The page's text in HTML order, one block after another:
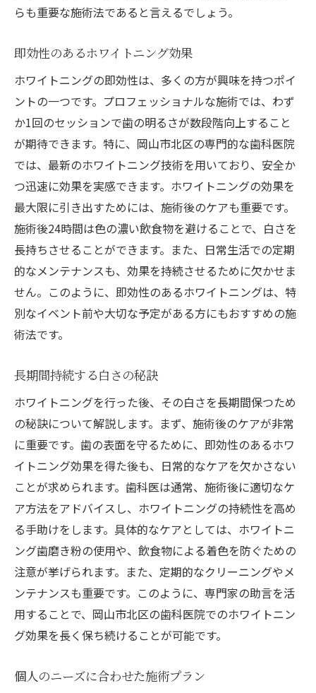
らも重要な施術法であると言えるでしょう。
即効性のあるホワイトニング効果
ホワイトニングの即効性は、多くの方が興味を持つポイ
ントの一つです。プロフェッショナルな施術では、わず
か1回のセッションで歯の明るさが数段階向上すること
が期待できます。特に、岡山市北区の専門的な歯科医院
では、最新のホワイトニング技術を用いており、安全か
つ迅速に効果を実感できます。ホワイトニングの効果を
最大限に引き出すためには、施術後のケアも重要です。
施術後24時間は色の濃い飲食物を避けることで、白さを
長持ちさせることができます。また、日常生活での定期
的なメンテナンスも、効果を持続させるために欠かせま
せん。このように、即効性のあるホワイトニングは、特
別なイベント前や大切な予定がある方にもおすすめの施
術法です。
長期間持続する白さの秘訣
ホワイトニングを行った後、その白さを長期間保つため
の秘訣について解説します。まず、施術後のケアが非常
に重要です。歯の表面を守るために、即効性のあるホワ
イトニング効果を得た後も、日常的なケアを欠かさない
ことが求められます。歯科医は通常、施術後に適切なケ
ア方法をアドバイスし、ホワイトニングの持続性を高め
る手助けをします。具体的なケアとしては、ホワイトニ
ング歯磨き粉の使用や、飲食物による着色を防ぐための
注意が挙げられます。また、定期的なクリーニングやメ
ンテナンスも重要です。このように、専門家の助言を活
用することで、岡山市北区の歯科医院でのホワイトニン
グ効果を長く保ち続けることが可能です。
個人のニーズに合わせた施術プラン